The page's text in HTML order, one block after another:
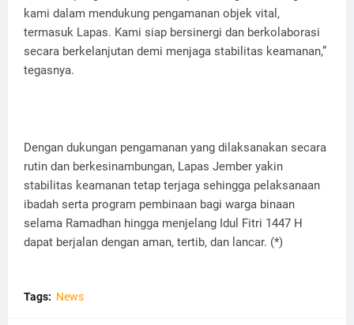
kami dalam mendukung pengamanan objek vital,
termasuk Lapas. Kami siap bersinergi dan berkolaborasi
secara berkelanjutan demi menjaga stabilitas keamanan,”
tegasnya.
Dengan dukungan pengamanan yang dilaksanakan secara
rutin dan berkesinambungan, Lapas Jember yakin
stabilitas keamanan tetap terjaga sehingga pelaksanaan
ibadah serta program pembinaan bagi warga binaan
selama Ramadhan hingga menjelang Idul Fitri 1447 H
dapat berjalan dengan aman, tertib, dan lancar. (*)
Tags: News